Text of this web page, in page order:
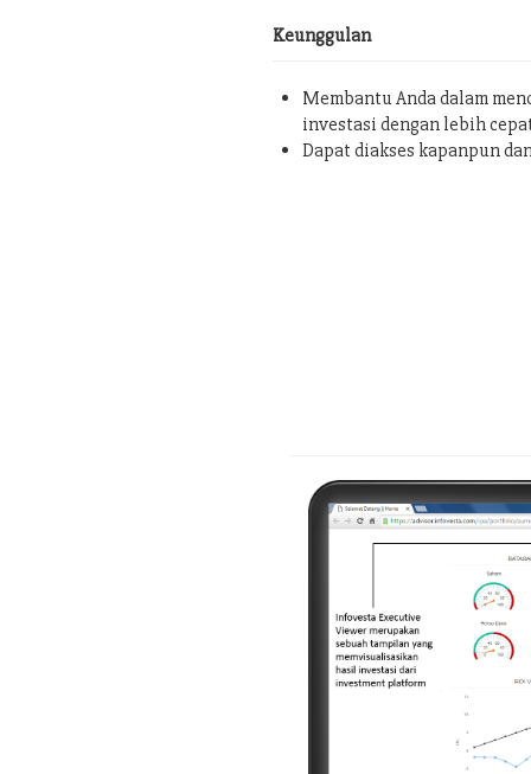
Keunggulan
Membantu Anda dalam
investasi dengan lebih
Dapat diakses kapanpun